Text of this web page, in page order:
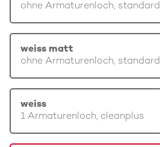
ohne Armaturenloch, standard
weiss matt
ohne Armaturenloch, standard
weiss
1 Armaturenloch, cleanplus